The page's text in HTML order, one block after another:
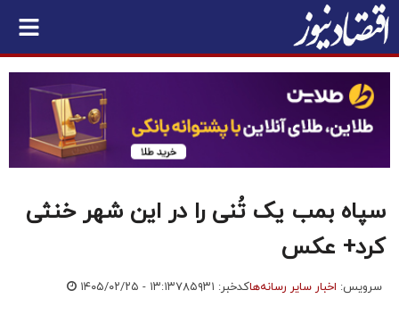
سپاه بمب یک تُنی را در این شهر خنثی
کرد+ عکس
سرویس: اخبار سایر رسانه‌هاکدخبر: ۷۸۵۹۳۱ ۱۴۰۵/۰۲/۲۵ - ۱۳:۱۳